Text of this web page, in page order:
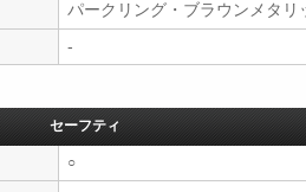
パークリング・ブラウンメタ
-
セーフティ
○